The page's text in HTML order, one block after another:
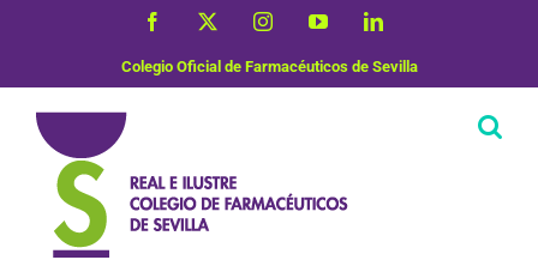
Facebook InstagramYouTubeLinkedIn
Colegio Oficial de Farmacéuticos de Sevilla